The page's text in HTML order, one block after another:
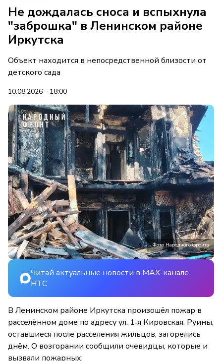
Не дождалась сноса и вспыхнула
"заброшка" в Ленинском районе
Иркутска
Объект находится в непосредственной близости от
детского сада
10.08.2026 - 18:00
Фото Народного фронта
Читай актуальные новости в MAX-канале
НТС
В Ленинском районе Иркутска произошёл пожар в
расселённом доме по адресу ул. 1‑я Кировская. Руины,
оставшиеся после расселения жильцов, загорелись
днём. О возгорании сообщили очевидцы, которые и
вызвали пожарных.